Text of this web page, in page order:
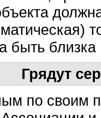
быть
Грядут
по своим